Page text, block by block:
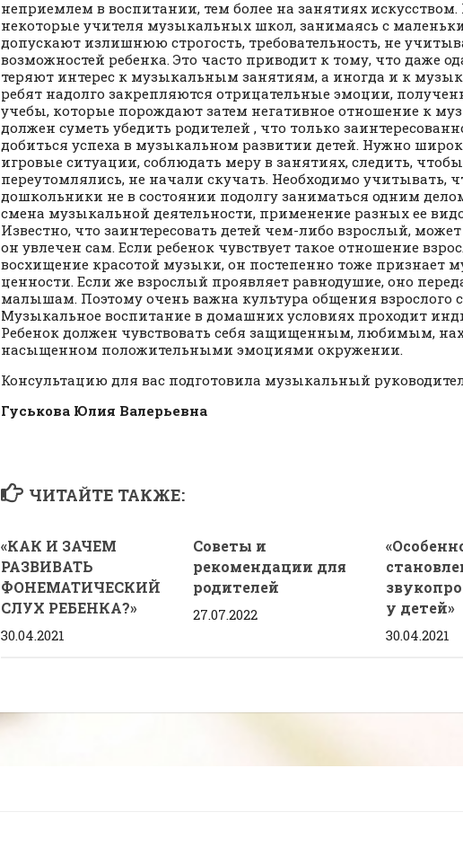
неприемлем в воспитании, тем более на занятиях
некоторые учителя музыкальных школ, занимаясь с
допускают излишнюю строгость, требовательность, не
возможностей ребенка. Это часто приводит к тому, что даже
теряют интерес к музыкальным занятиям, а иногда и к
ребят надолго закрепляются отрицательные эмоции,
учебы, которые порождают затем негативное отношение к
должен суметь убедить родителей , что только
добиться успеха в музыкальном развитии детей. Нужно
игровые ситуации, соблюдать меру в занятиях, следить,
переутомлялись, не начали скучать. Необходимо учитывать,
дошкольники не в состоянии подолгу заниматься одним
смена музыкальной деятельности, применение разных ее
Известно, что заинтересовать детей чем-либо взрослый,
он увлечен сам. Если ребенок чувствует такое отношение
восхищение красотой музыки, он постепенно тоже признает
ценности. Если же взрослый проявляет равнодушие, оно
малышам. Поэтому очень важна культура общения взрослого
Музыкальное воспитание в домашних условиях проходит
Ребенок должен чувствовать себя защищенным, любимым,
насыщенном положительными эмоциями окружении.
Консультацию для вас подготовила музыкальный
Гуськова Юлия Валерьевна
ЧИТАЙТЕ ТАКЖЕ:
«КАК И ЗАЧЕМ
РАЗВИВАТЬ
ФОНЕМАТИЧЕСКИЙ
СЛУХ РЕБЕНКА?»
30.04.2021
Советы и
рекомендации для
родителей
27.07.2022
у детей»
30.04.2021